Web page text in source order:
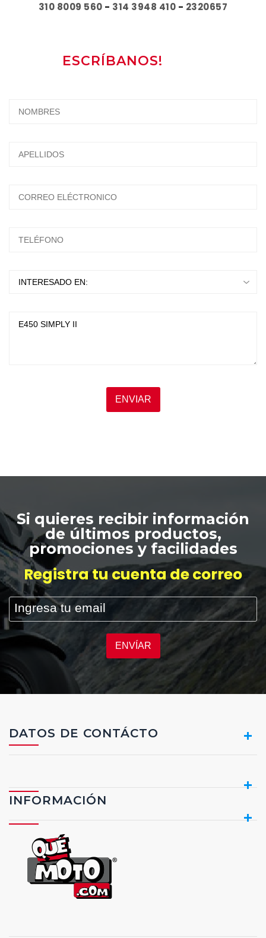
310 8009 560 - 314 3948 410 - 2320657
ESCRÍBANOS!
ENVIAR
Si quieres recibir información
de últimos productos,
promociones y facilidades
Registra tu cuenta de correo
ENVÍAR
DATOS DE CONTÁCTO
INFORMACIÓN